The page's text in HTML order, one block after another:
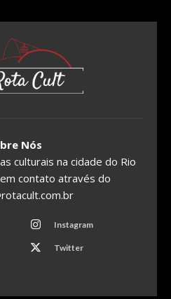
Nós
culturais na cidade do Rio
contato através do
Instagram
Twitter